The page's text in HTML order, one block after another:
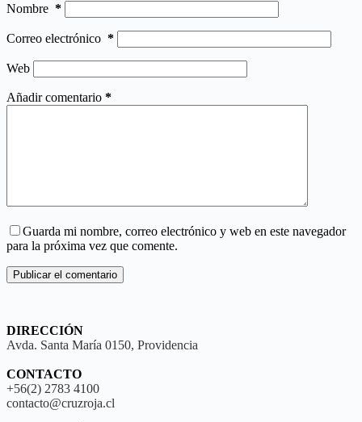
Nombre *
Correo electrónico *
Web
Añadir comentario *
Guarda mi nombre, correo electrónico y web en este navegador
para la próxima vez que comente.
Publicar el comentario
DIRECCIÓN
Avda. Santa María 0150, Providencia
CONTACTO
+56(2) 2783 4100
contacto@cruzroja.cl